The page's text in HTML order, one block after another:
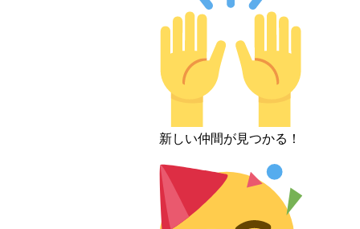
新しい仲間が見つかる！